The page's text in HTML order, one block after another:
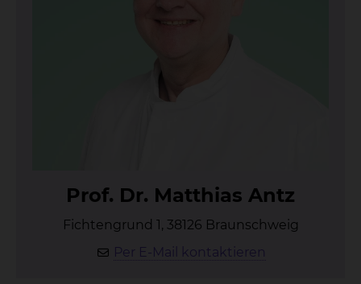
Prof. Dr. Mat­thi­as Antz
Fichtengrund 1, 38126 Braunschweig
Per E-Mail kontaktieren